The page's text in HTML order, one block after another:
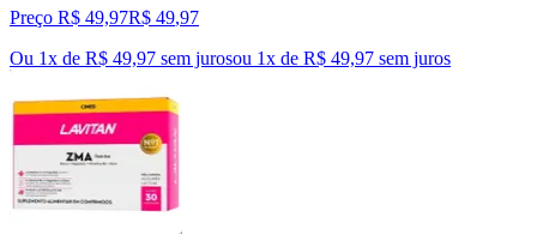
Preço R$ 49,97R$ 49,97
Ou 1x de R$ 49,97 sem jurosou 1x de R$ 49,97 sem juros